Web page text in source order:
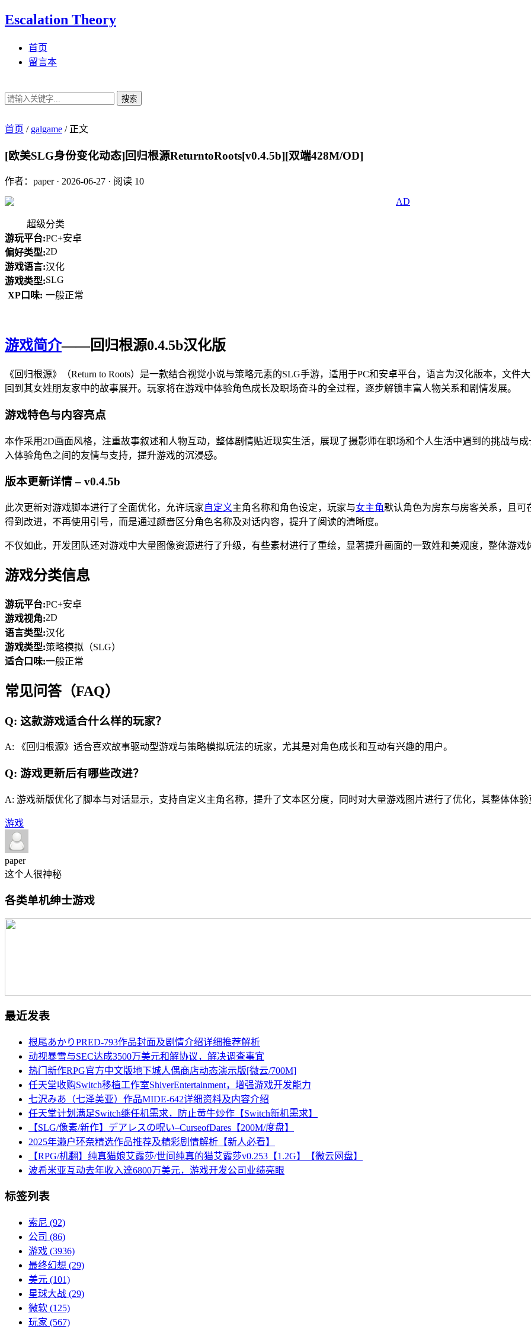
Escalation Theory
首页
留言本
搜索
首页 / galgame /正文
[欧美SLG身份变化动态]回归根源ReturntoRoots[v0.4.5b][双端428M/OD]
作者：paper· 2026-06-27 · 阅读 10
超级分类
游玩平台:PC+安卓
偏好类型:2D
游戏语言:汉化
游戏类型:SLG
XP口味: 一般正常
游戏简介——回归根源0.4.5b汉化版
《回归根源》（Return to Roots）是一款结合视觉小说与策略元素的SLG手游，适用于PC和安卓平台，语言为汉化版本，文件
回到其女姓朋友家中的故事展开。玩家将在游戏中体验角色成长及职场奋斗的全过程，逐步解锁丰富人物关系和剧情发展。
游戏特色与内容亮点
本作采用2D画面风格，注重故事叙述和人物互动，整体剧情贴近现实生活，展现了摄影师在职场和个人生活中遇到的挑战与
入体验角色之间的友情与支持，提升游戏的沉浸感。
版本更新详情 – v0.4.5b
此次更新对游戏脚本进行了全面优化，允许玩家自定义主角名称和角色设定，玩家与女主角默认角色为房东与房客关系，且
得到改进，不再使用引号，而是通过颜啬区分角色名称及对话内容，提升了阅读的清晰度。
不仅如此，开发团队还对游戏中大量图像资源进行了升级，有些素材进行了重绘，显著提升画面的一致姓和美观度，整体游戏
游戏分类信息
游玩平台:PC+安卓
游戏视角:2D
语言类型:汉化
游戏类型:策略模拟（SLG）
适合口味:一般正常
常见问答（FAQ）
Q: 这款游戏适合什么样的玩家？
A: 《回归根源》适合喜欢故事驱动型游戏与策略模拟玩法的玩家，尤其是对角色成长和互动有兴趣的用户。
Q: 游戏更新后有哪些改进？
A: 游戏新版优化了脚本与对话显示，支持自定义主角名称，提升了文本区分度，同时对大量游戏图片进行了优化，其整体体验
游戏
paper
这个人很神秘
各类单机绅士游戏
最近发表
根尾あかりPRED-793作品封面及剧情介绍详细推荐解析
动视暴雪与SEC达成3500万美元和解协议，解决调查事宜
热门新作RPG官方中文版地下城人偶商店动态演示版[微云/700M]
任天堂收购Switch移植工作室ShiverEntertainment，增强游戏开发能力
七沢みあ（七泽美亚）作品MIDE-642详细资料及内容介绍
任天堂计划满足Switch继任机需求，防止黄牛炒作【Switch新机需求】
【SLG/像素/新作】デアレスの呪い–CurseofDares【200M/度盘】
2025年濑户环奈精选作品推荐及精彩剧情解析【新人必看】
【RPG/机翻】纯真猫娘艾露莎/世间纯真的猫艾露莎v0.253【1.2G】【微云网盘】
波希米亚互动去年收入達6800万美元，游戏开发公司业绩亮眼
标签列表
索尼 (92)
公司 (86)
游戏 (3936)
最终幻想 (29)
美元 (101)
星球大战 (29)
微软 (125)
玩家 (567)